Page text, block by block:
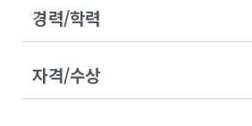
경력/학력
자격/수상